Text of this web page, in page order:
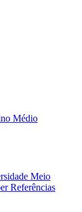
Médio
Meio
Referências